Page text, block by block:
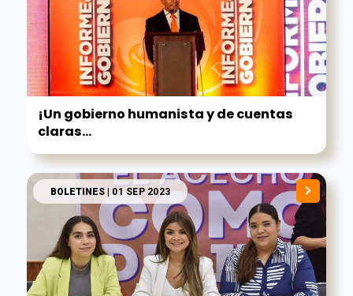
¡Un gobierno humanista y de cuentas
claras...
BOLETINES| 01 SEP 2023